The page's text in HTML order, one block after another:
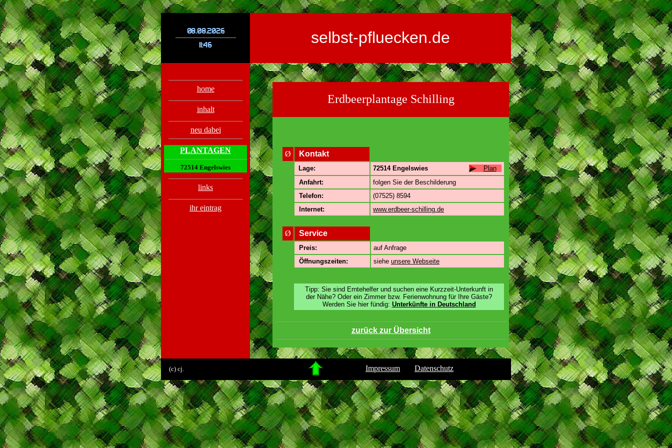
.
selbst-pfluecken.de
home
inhalt
neu dabei
PLANTAGEN
72514 Engelswies
links
ihr eintrag
Erdbeerplantage Schilling
.
Ø
Kontakt
Lage: 72514 Engelswies
Plan
Anfahrt:
folgen Sie der Beschilderung
Telefon:
(07525) 8594
Internet:
www.erdbeer-schilling.de
Ø Service
Preis:
auf Anfrage
Öffnungszeiten:
siehe unsere Webseite
Tipp: Sie sind Erntehelfer und suchen eine Kurzzeit-Unterkunft in
der Nähe? Oder ein Zimmer bzw. Ferienwohnung für Ihre Gäste?
Werden Sie hier fündig: Unterkünfte in Deutschland
zurück zur Übersicht
.
(c) cj. Impressum Datenschutz